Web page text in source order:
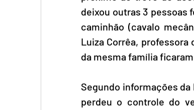
deixou outras 3 pessoas
caminhão (cavalo
Luiza Corrêa, professora
da mesma família
Segundo informações
perdeu o controle do